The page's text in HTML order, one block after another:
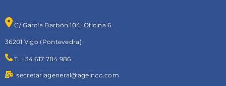
C/ García Barbón 104, Oficina 6
36201 Vigo (Pontevedra)
T. +34 617 784 986
secretariageneral@ageinco.com